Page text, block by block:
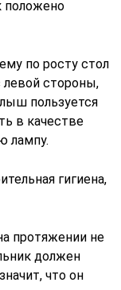
положено
по росту стол
левой стороны,
пользуется
в качестве
лампу.
гигиена,
протяжении не
должен
что он